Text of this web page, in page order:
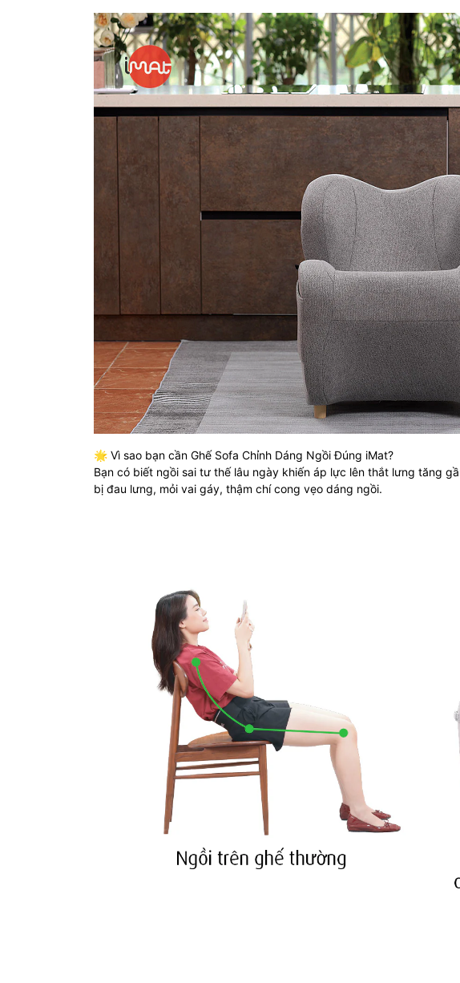
🌟 Vì sao bạn cần Ghế Sofa Chỉnh Dáng Ngồi Đúng iMat?
Bạn có biết ngồi sai tư thế lâu ngày khiến áp lực lên thắt lưng tăng
bị đau lưng, mỏi vai gáy, thậm chí cong vẹo dáng ngồi.